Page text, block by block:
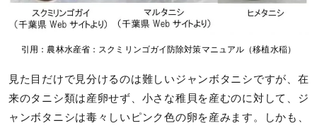
引用：農林水産省：スクミリンゴガイ防除対策マニュアル（移植水稲）
見た目だけで見分けるのは難しいジャンボタニシですが、在
来のタニシ類は産卵せず、小さな稚貝を産むのに対して、ジ
ャンボタニシは毒々しいピンク色の卵を産みます。しかも、